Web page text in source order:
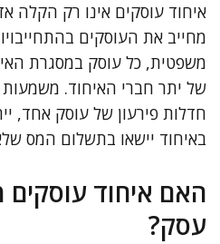
איחוד עוסקים אינו רק הקלה
מחייב את העוסקים
משפטית, כל עוסק במסגרת
של יתר חברי האיחוד.
חדלות פירעון של עוסק אחד,
באיחוד יישאו בתשלום המס
האם איחוד
עסק?